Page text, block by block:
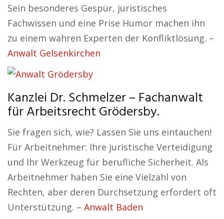
Sein besonderes Gespür, juristisches
Fachwissen und eine Prise Humor machen ihn
zu einem wahren Experten der Konfliktlösung. –
Anwalt Gelsenkirchen
Kanzlei Dr. Schmelzer – Fachanwalt
für Arbeitsrecht Grödersby.
Sie fragen sich, wie? Lassen Sie uns eintauchen!
Für Arbeitnehmer: Ihre juristische Verteidigung
und Ihr Werkzeug für berufliche Sicherheit. Als
Arbeitnehmer haben Sie eine Vielzahl von
Rechten, aber deren Durchsetzung erfordert oft
Unterstützung. – Anwalt Baden